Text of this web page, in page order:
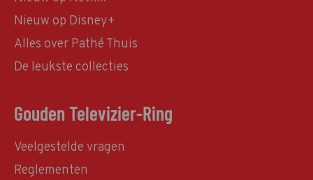
Nieuw op Disney+
Alles over Pathé Thuis
De leukste collecties
Gouden Televizier-Ring
Veelgestelde vragen
Reglementen